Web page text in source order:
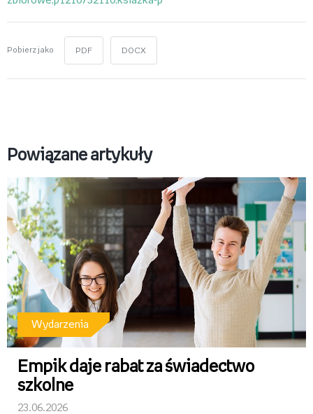
Pobierz jako PDF DOCX
Powiązane artykuły
Wydarzenia
Empik daje rabat za świadectwo
szkolne
23.06.2026